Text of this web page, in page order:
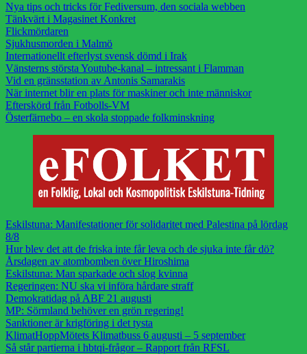
Nya tips och tricks för Fediversum, den sociala webben
Tänkvärt i Magasinet Konkret
Flickmördaren
Sjukhusmorden i Malmö
Internationellt efterlyst svensk dömd i Irak
Vänsterns största Youtube-kanal – intressant i Flamman
Vid en gränsstation av Antonis Samarakis
När internet blir en plats för maskiner och inte människor
Efterskörd från Fotbolls-VM
Österfärnebo – en skola stoppade folkminskning
Eskilstuna: Manifestationer för solidaritet med Palestina på lördag
8/8
Hur blev det att de friska inte får leva och de sjuka inte får dö?
Årsdagen av atombomben över Hiroshima
Eskilstuna: Man sparkade och slog kvinna
Regeringen: NU ska vi införa hårdare straff
Demokratidag på ABF 21 augusti
MP: Sörmland behöver en grön regering!
Sanktioner är krigföring i det tysta
KlimatHoppMötets Klimatbuss 6 augusti – 5 september
Så står partierna i hbtqi-frågor – Rapport från RFSL